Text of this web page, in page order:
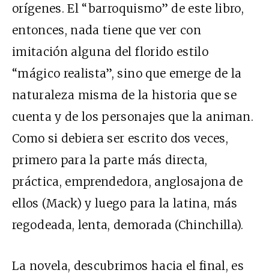
orígenes. El “barroquismo” de este libro,
entonces, nada tiene que ver con
imitación alguna del florido estilo
“mágico realista”, sino que emerge de la
naturaleza misma de la historia que se
cuenta y de los personajes que la animan.
Como si debiera ser escrito dos veces,
primero para la parte más directa,
práctica, emprendedora, anglosajona de
ellos (Mack) y luego para la latina, más
regodeada, lenta, demorada (Chinchilla).
La novela, descubrimos hacia el final, es